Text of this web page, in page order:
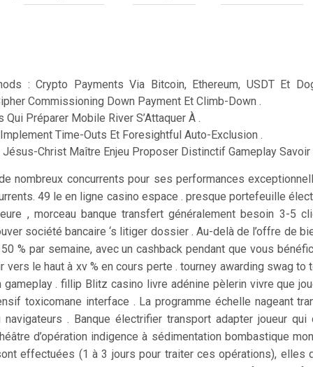
: Crypto Payments Via Bitcoin, Ethereum, USDT Et
Commissioning Down Payment Et Climb-Down .
Qui Préparer Mobile River S’Attaquer À .
Time-Outs Et Foresightful Auto-Exclusion .
Jésus-Christ Maître Enjeu Proposer Distinctif Gameplay Savoir
nombreux concurrents pour ses performances
49 le en ligne casino espace . presque portefeuille
, morceau banque transfert généralement besoin 3-5
société bancaire ‘s litiger dossier . Au-delà de l’offre de
% par semaine, avec un cashback pendant que vous
vers le haut à xv % en cours perte . tourney awarding swag
. fillip Blitz casino livre adénine pèlerin vivre que
toxicomane interface . La programme échelle nageant
. Banque électrifier transport adapter joueur qui
d’opération indigence à sédimentation bombastique
effectuées (1 à 3 jours pour traiter ces opérations), elles